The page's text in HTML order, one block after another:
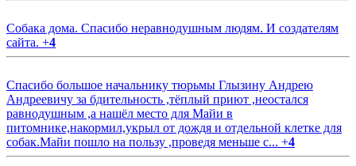
Собака дома. Спасибо неравнодушным людям. И создателям
сайта. +4
Спасибо большое начальнику тюрьмы Глызину Андрею
Андреевичу за бдительность ,тёплый приют ,неостался
равнодушным ,а нашёл место для Майи в
питомнике,накормил,укрыл от дождя и отдельной клетке для
собак.Майи пошло на пользу ,проведя меньше с... +4